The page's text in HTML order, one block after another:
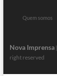
Quem somos
Nova Imprensa|
right reserved